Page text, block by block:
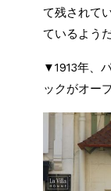
て残されて
ているよう
▼1913年、
ックがオー